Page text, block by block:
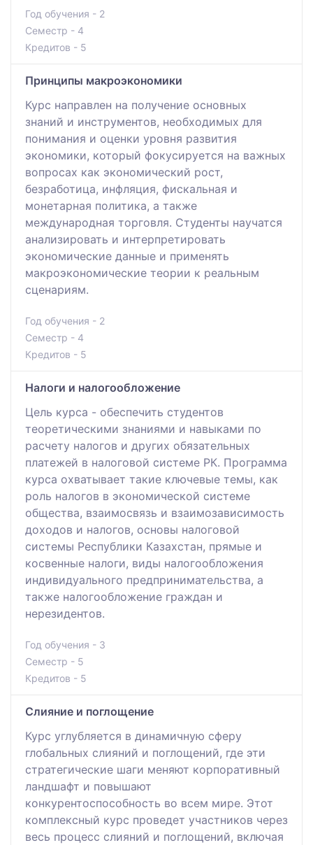
Год обучения - 2
Семестр - 4
Кредитов - 5
Принципы макроэкономики
Курс направлен на получение основных
знаний и инструментов, необходимых для
понимания и оценки уровня развития
экономики, который фокусируется на важных
вопросах как экономический рост,
безработица, инфляция, фискальная и
монетарная политика, а также
международная торговля. Студенты научатся
анализировать и интерпретировать
экономические данные и применять
макроэкономические теории к реальным
сценариям.
Год обучения - 2
Семестр - 4
Кредитов - 5
Налоги и налогообложение
Цель курса - обеспечить студентов
теоретическими знаниями и навыками по
расчету налогов и других обязательных
платежей в налоговой системе РК. Программа
курса охватывает такие ключевые темы, как
роль налогов в экономической системе
общества, взаимосвязь и взаимозависимость
доходов и налогов, основы налоговой
системы Республики Казахстан, прямые и
косвенные налоги, виды налогообложения
индивидуального предпринимательства, а
также налогообложение граждан и
нерезидентов.
Год обучения - 3
Семестр - 5
Кредитов - 5
Слияние и поглощение
Курс углубляется в динамичную сферу
глобальных слияний и поглощений, где эти
стратегические шаги меняют корпоративный
ландшафт и повышают
конкурентоспособность во всем мире. Этот
комплексный курс проведет участников через
весь процесс слияний и поглощений, включая